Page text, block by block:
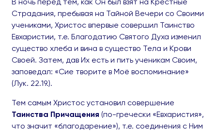
Страдания, пребывая на Тайной Вечери со Своими
учениками, Христос впервые совершил Таинство
Евхаристии, т.е. Благодатию Святого Духа изменил
существо хлеба и вина в существо Тела и Крови
Своей. Затем, дав Их есть и пить ученикам Своим,
заповедал: «Сие творите в Моё воспоминание»
(Лук. 22.19.).
Тем самым Христос установил совершение
Таинства Причащения (по-гречески «Евхаристия»,
что значит «благодарение»), т.е. соединения с Ним